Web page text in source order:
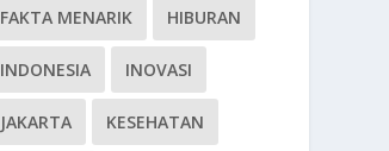
FAKTA MENARIK HIBURAN
INDONESIA INOVASI
JAKARTA KESEHATAN